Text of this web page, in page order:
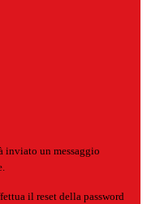
inviato un messaggio
il reset della password